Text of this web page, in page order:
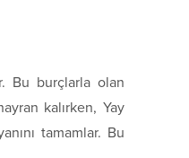
Bu burçlarla olan
kalırken, Yay
tamamlar. Bu